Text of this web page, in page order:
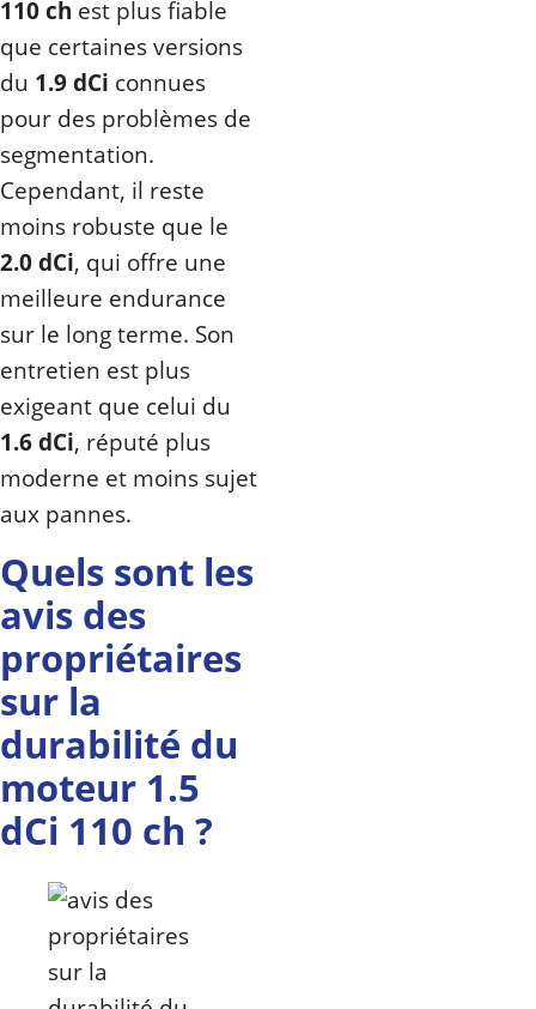
110 ch est plus fiable
que certaines versions
du 1.9 dCi connues
pour des problèmes de
segmentation.
Cependant, il reste
moins robuste que le
2.0 dCi, qui offre une
meilleure endurance
sur le long terme. Son
entretien est plus
exigeant que celui du
1.6 dCi, réputé plus
moderne et moins sujet
aux pannes.
Quels sont les
avis des
propriétaires
sur la
durabilité du
moteur 1.5
dCi 110 ch ?